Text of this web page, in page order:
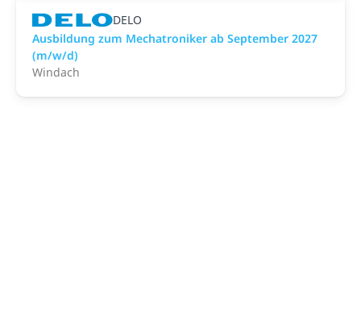
DELO
Ausbildung zum Mechatroniker ab September 2027
(m/w/d)
Windach